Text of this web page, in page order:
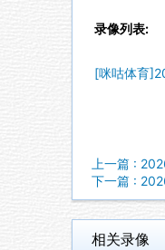
录像列表:
[咪咕体育
上一篇 :
下一篇 :
相关录像